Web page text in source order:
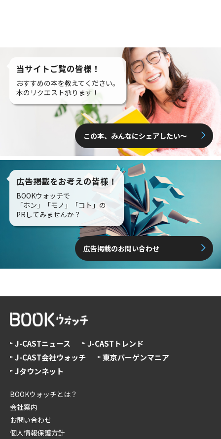
当サイトご覧の皆様！
おすすめの本を教えてください。
本のリクエスト承ります！
この本、みんなにシェアしたい〜
広告掲載をお考えの皆様！
BOOKウォッチで
「ホン」「モノ」「コト」の
PRしてみませんか？
広告掲載のお問い合わせ
J-CASTニュース
J-CASTトレンド
J-CAST会社ウォッチ
東京バーゲンマニア
Jタウンネット
BOOKウォッチとは？
会社案内
お問い合わせ
個人情報保護方針